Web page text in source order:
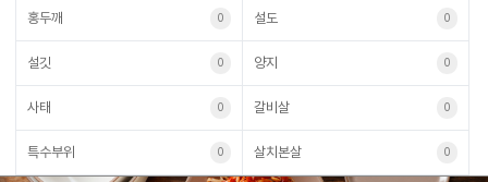
홍두깨 0 설도 0
설깃 0 양지 0
사태 0 갈비살 0
특수부위 0 살치본살 0